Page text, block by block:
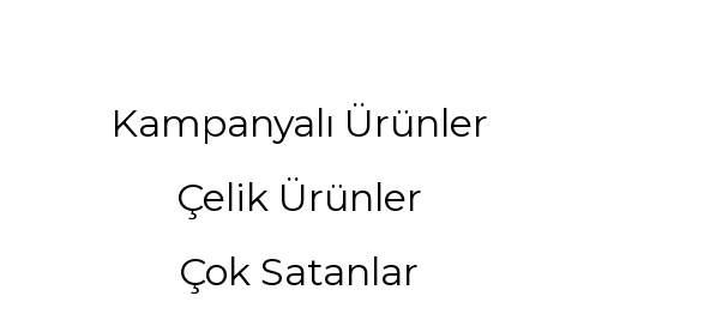
Kampanyalı Ürünler
Çelik Ürünler
Çok Satanlar